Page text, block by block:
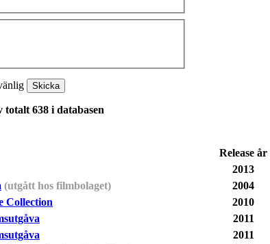
638 i databasen
Release år
2013
(utgått hos filmbolaget) 2004
Collection 2010
2011
2011